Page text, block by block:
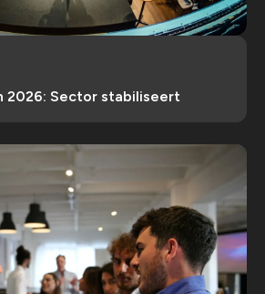
2026: Sector stabiliseert